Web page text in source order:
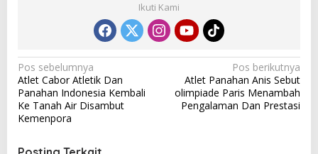
Ikuti Kami
N
a
v
i
Pos sebelumnya
Atlet Cabor Atletik Dan
Panahan Indonesia Kembali
Ke Tanah Air Disambut
Kemenpora
Pos berikutnya
Atlet Panahan Anis Sebut
olimpiade Paris Menambah
Pengalaman Dan Prestasi